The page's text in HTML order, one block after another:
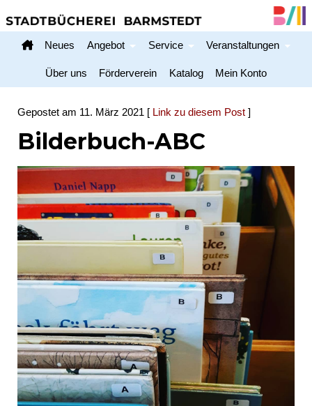
Neues Angebot Service Veranstaltungen
Über uns Förderverein Katalog Mein Konto
Gepostet am 11. März 2021 [ Link zu diesem Post ]
Bilderbuch-ABC